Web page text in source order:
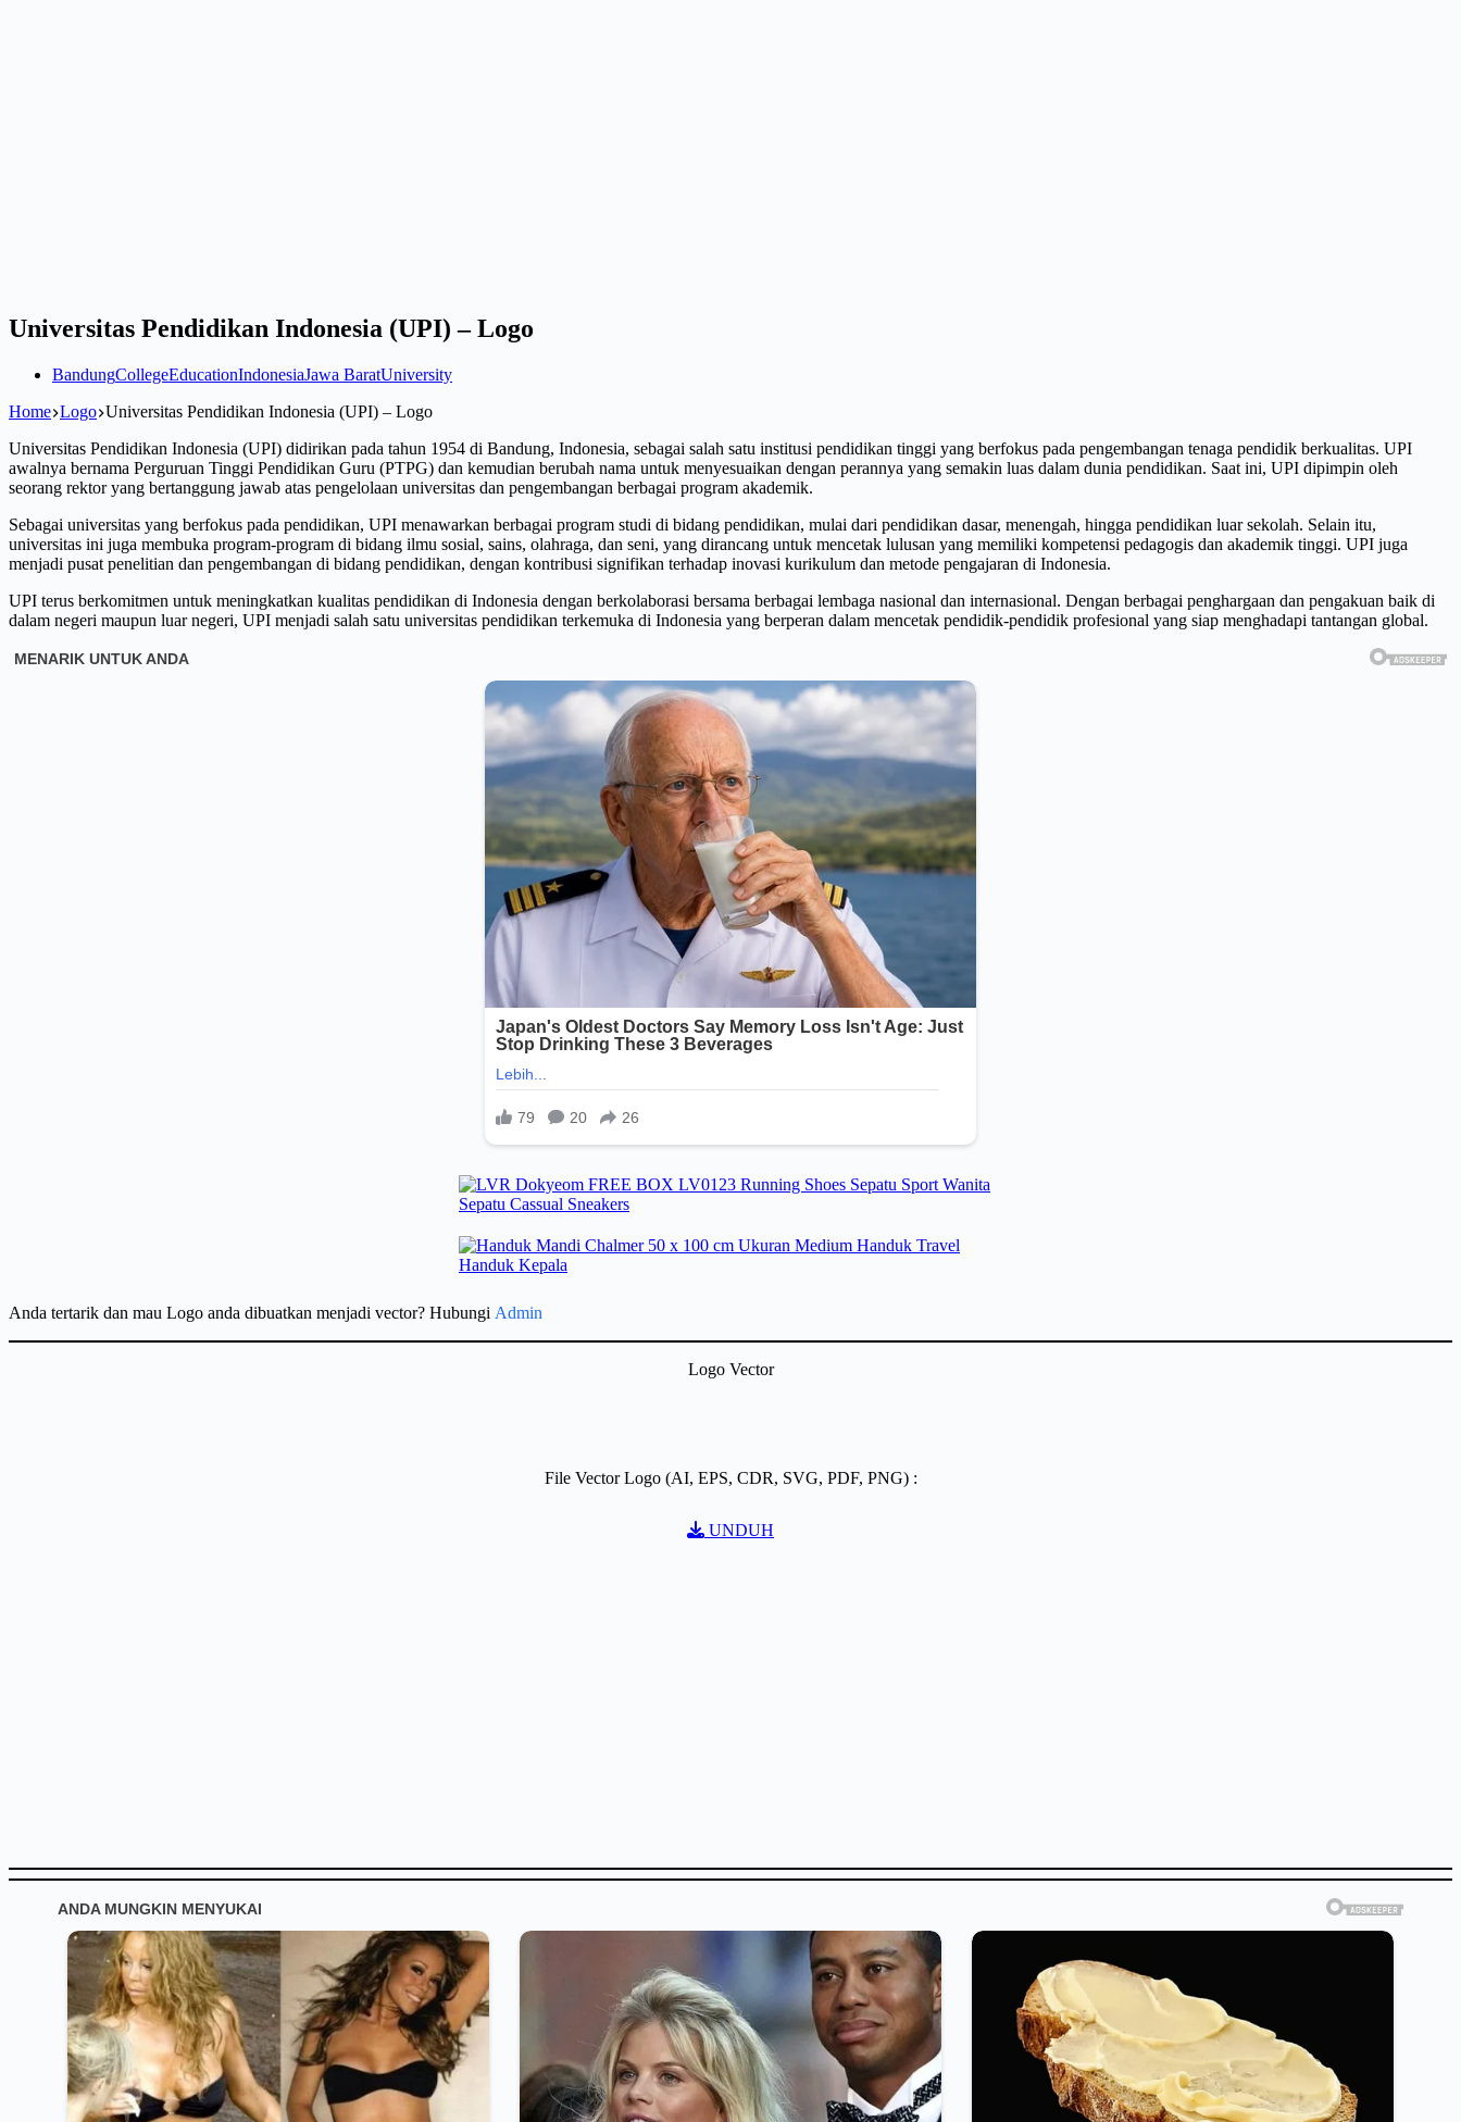
Universitas Pendidikan Indonesia (UPI) – Logo
BandungCollegeEducationIndonesiaJawa BaratUniversity
Home Logo Universitas Pendidikan Indonesia (UPI) – Logo
Universitas Pendidikan Indonesia (UPI) didirikan pada tahun 1954 di Bandung, Indonesia, sebagai salah satu institusi pendidikan tinggi yang berfokus pada pengembangan tenaga pendidik berkualitas. UPI
awalnya bernama Perguruan Tinggi Pendidikan Guru (PTPG) dan kemudian berubah nama untuk menyesuaikan dengan perannya yang semakin luas dalam dunia pendidikan. Saat ini, UPI dipimpin oleh
seorang rektor yang bertanggung jawab atas pengelolaan universitas dan pengembangan berbagai program akademik.
Sebagai universitas yang berfokus pada pendidikan, UPI menawarkan berbagai program studi di bidang pendidikan, mulai dari pendidikan dasar, menengah, hingga pendidikan luar sekolah. Selain itu,
universitas ini juga membuka program-program di bidang ilmu sosial, sains, olahraga, dan seni, yang dirancang untuk mencetak lulusan yang memiliki kompetensi pedagogis dan akademik tinggi. UPI juga
menjadi pusat penelitian dan pengembangan di bidang pendidikan, dengan kontribusi signifikan terhadap inovasi kurikulum dan metode pengajaran di Indonesia.
UPI terus berkomitmen untuk meningkatkan kualitas pendidikan di Indonesia dengan berkolaborasi bersama berbagai lembaga nasional dan internasional. Dengan berbagai penghargaan dan pengakuan baik di
dalam negeri maupun luar negeri, UPI menjadi salah satu universitas pendidikan terkemuka di Indonesia yang berperan dalam mencetak pendidik-pendidik profesional yang siap menghadapi tantangan global.
Anda tertarik dan mau Logo anda dibuatkan menjadi vector? Hubungi Admin
Logo Vector
File Vector Logo (AI, EPS, CDR, SVG, PDF, PNG) :
UNDUH